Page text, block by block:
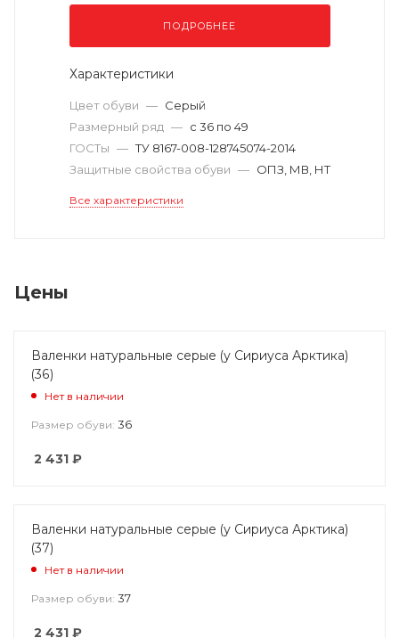
ПОДРОБНЕЕ
Характеристики
Цвет обуви — Серый
Размерный ряд — с 36 по 49
ГОСТы — ТУ 8167-008-128745074-2014
Защитные свойства обуви — ОПЗ, МВ, НТ
Все характеристики
Цены
Валенки натуральные серые (у Сириуса Арктика)
(36)
Нет в наличии
Размер обуви: 36
2 431 ₽
Валенки натуральные серые (у Сириуса Арктика)
(37)
Нет в наличии
Размер обуви: 37
2 431 ₽